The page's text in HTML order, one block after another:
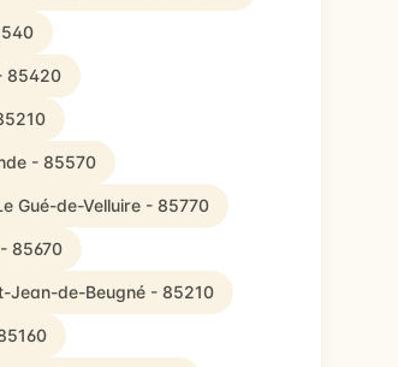
85420
- 85570
Gué-de-Velluire - 85770
85670
Jean-de-Beugné - 85210